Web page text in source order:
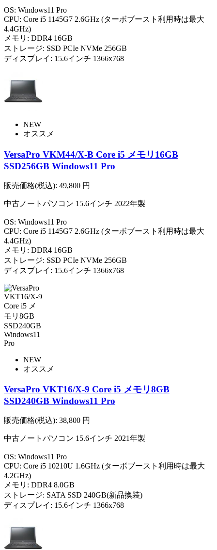
OS: Windows11 Pro
CPU: Core i5 1145G7 2.6GHz (ターボブースト利用時は最大
4.4GHz)
メモリ: DDR4 16GB
ストレージ: SSD PCIe NVMe 256GB
ディスプレイ: 15.6インチ 1366x768
NEW
オススメ
VersaPro VKM44/X-B Core i5 メモリ16GB
SSD256GB Windows11 Pro
販売価格(税込): 49,800 円
中古ノートパソコン 15.6インチ 2022年製
OS: Windows11 Pro
CPU: Core i5 1145G7 2.6GHz (ターボブースト利用時は最大
4.4GHz)
メモリ: DDR4 16GB
ストレージ: SSD PCIe NVMe 256GB
ディスプレイ: 15.6インチ 1366x768
NEW
オススメ
VersaPro VKT16/X-9 Core i5 メモリ8GB
SSD240GB Windows11 Pro
販売価格(税込): 38,800 円
中古ノートパソコン 15.6インチ 2021年製
OS: Windows11 Pro
CPU: Core i5 10210U 1.6GHz (ターボブースト利用時は最大
4.2GHz)
メモリ: DDR4 8.0GB
ストレージ: SATA SSD 240GB(新品換装)
ディスプレイ: 15.6インチ 1366x768